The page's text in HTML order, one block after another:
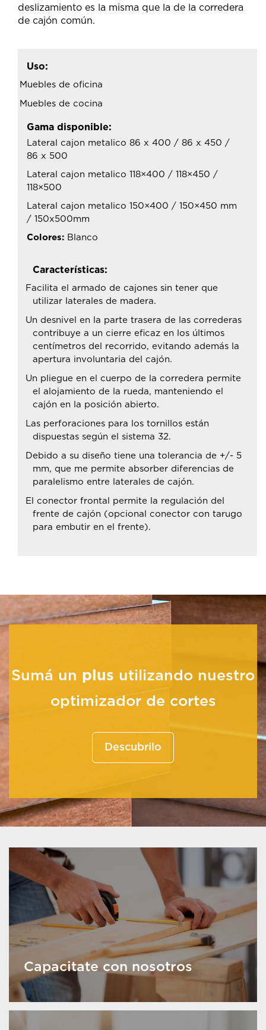
deslizamiento es la misma que la de la corredera
de cajón común.
Uso:
Muebles de oficina
Muebles de cocina
Gama disponible:
Lateral cajon metalico 86 x 400 / 86 x 450 /
86 x 500
Lateral cajon metalico 118×400 / 118×450 /
118×500
Lateral cajon metalico 150×400 / 150×450 mm
/ 150x500mm
Colores: Blanco
Características:
Facilita el armado de cajones sin tener que
utilizar laterales de madera.
Un desnivel en la parte trasera de las correderas
contribuye a un cierre eficaz en los últimos
centímetros del recorrido, evitando además la
apertura involuntaria del cajón.
Un pliegue en el cuerpo de la corredera permite
el alojamiento de la rueda, manteniendo el
cajón en la posición abierto.
Las perforaciones para los tornillos están
dispuestas según el sistema 32.
Debido a su diseño tiene una tolerancia de +/- 5
mm, que me permite absorber diferencias de
paralelismo entre laterales de cajón.
El conector frontal permite la regulación del
frente de cajón (opcional conector con tarugo
para embutir en el frente).
Sumá un plus utilizando nuestro
optimizador de cortes
Descubrilo
Capacitate con nosotros